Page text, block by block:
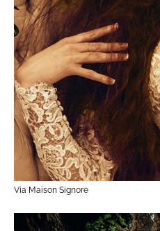
Via Maison Signore